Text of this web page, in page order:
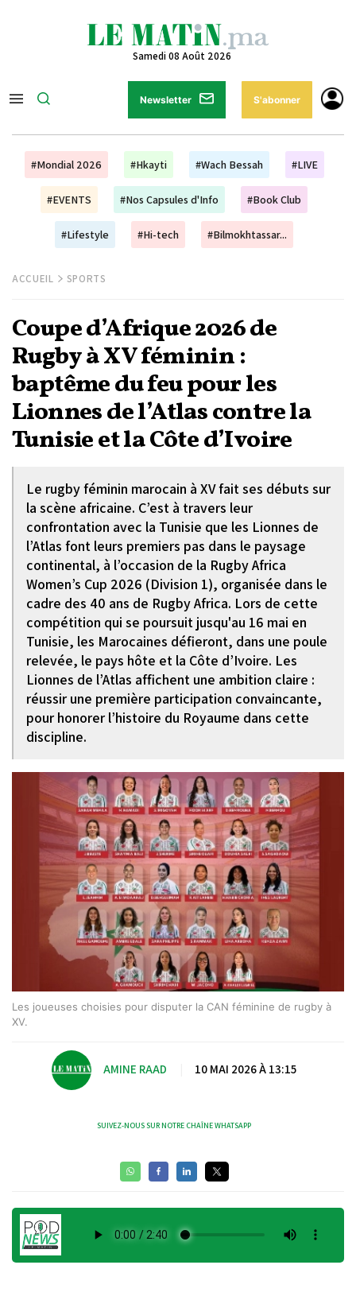
Samedi 08 Août 2026
Newsletter S'abonner
#Mondial 2026 #Hkayti #Wach Bessah #LIVE
#EVENTS #Nos Capsules d'Info #Book Club
#Lifestyle #Hi-tech #Bilmokhtassar...
ACCUEIL SPORTS
Coupe d’Afrique 2026 de
Rugby à XV féminin :
baptême du feu pour les
Lionnes de l’Atlas contre la
Tunisie et la Côte d’Ivoire
Le rugby féminin marocain à XV fait ses débuts sur
la scène africaine. C’est à travers leur
confrontation avec la Tunisie que les Lionnes de
l’Atlas font leurs premiers pas dans le paysage
continental, à l’occasion de la Rugby Africa
Women’s Cup 2026 (Division 1), organisée dans le
cadre des 40 ans de Rugby Africa. Lors de cette
compétition qui se poursuit jusqu'au 16 mai en
Tunisie, les Marocaines défieront, dans une poule
relevée, le pays hôte et la Côte d’Ivoire. Les
Lionnes de l’Atlas affichent une ambition claire :
réussir une première participation convaincante,
pour honorer l’histoire du Royaume dans cette
discipline.
Les joueuses choisies pour disputer la CAN féminine de rugby à
XV.
AMINE RAAD 10 MAI 2026 À 13:15
SUIVEZ-NOUS SUR NOTRE CHAÎNE WHATSAPP